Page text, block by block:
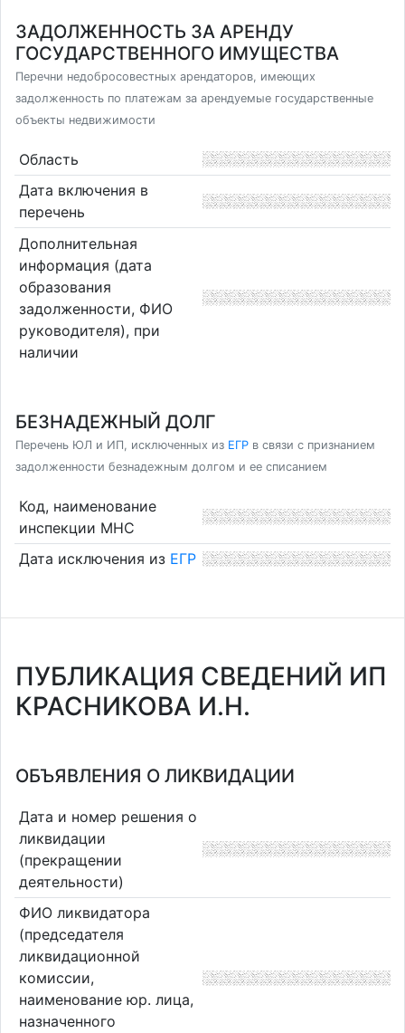
ЗАДОЛЖЕННОСТЬ ЗА АРЕНДУ
ГОСУДАРСТВЕННОГО ИМУЩЕСТВА
Перечни недобросовестных арендаторов, имеющих
задолженность по платежам за арендуемые государственные
объекты недвижимости
Область
Дата включения в
перечень
Дополнительная
информация (дата
образования
задолженности, ФИО
руководителя), при
наличии
БЕЗНАДЕЖНЫЙ ДОЛГ
Перечень ЮЛ и ИП, исключенных из ЕГР в связи с признанием
задолженности безнадежным долгом и ее списанием
Код, наименование
инспекции МНС
Дата исключения из ЕГР
ПУБЛИКАЦИЯ СВЕДЕНИЙ ИП
КРАСНИКОВА И.Н.
ОБЪЯВЛЕНИЯ О ЛИКВИДАЦИИ
Дата и номер решения о
ликвидации
(прекращении
деятельности)
ФИО ликвидатора
(председателя
ликвидационной
комиссии,
наименование юр. лица,
назначенного